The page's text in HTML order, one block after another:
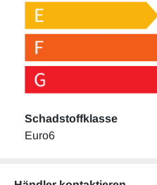
Schadstoffklasse
Euro6